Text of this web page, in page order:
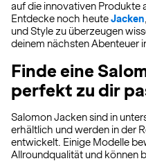
auf die innovativen Produkte
Entdecke noch heuteJacken
und Style zu überzeugen
deinem nächsten Abenteuer
Finde eine
perfekt zu dir
Salomon Jacken sind in
erhältlich und werden in der
entwickelt. Einige Modelle
Allroundqualität und können